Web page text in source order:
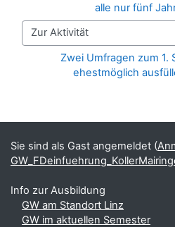
alle nur fünf
Zur Aktivität
Zwei Umfragen zum 1.
ehestmöglich
Ergänzungsblöcke
Sie sind als Gast angemeldet (
Info zur Ausbildung
GW am Standort Linz
GW im aktuellen Semester